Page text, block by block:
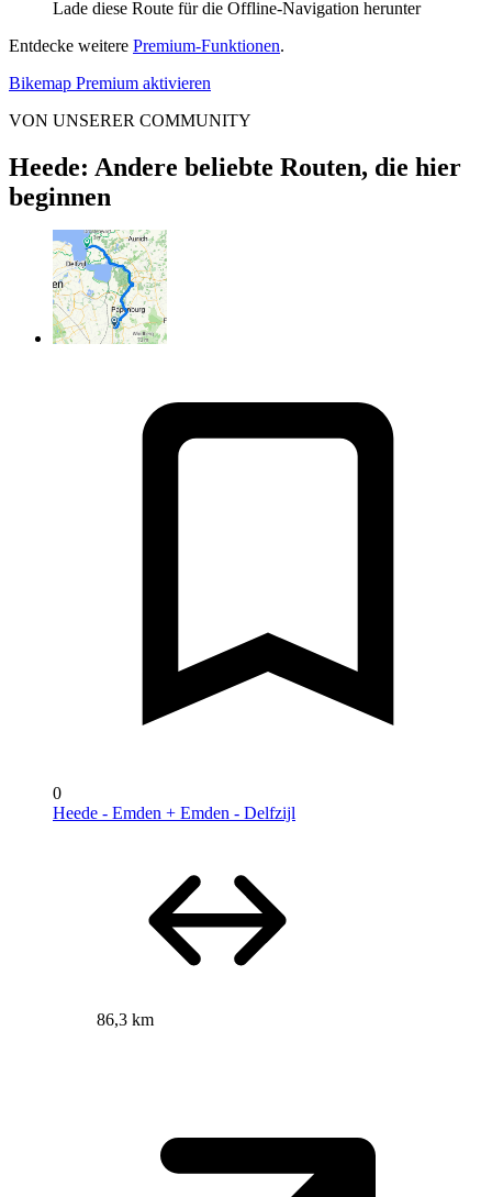
Lade diese Route für die Offline-Navigation herunter
Entdecke weitere Premium-Funktionen.
Bikemap Premium aktivieren
VON UNSERER COMMUNITY
Heede: Andere beliebte Routen, die hier
beginnen
0
Heede - Emden + Emden - Delfzijl
86,3 km